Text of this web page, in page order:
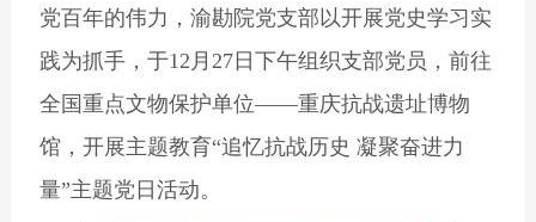
党百年的伟力，渝勘院党支部以开展党史学习实
践为抓手，于12月27日下午组织支部党员，前往
全国重点文物保护单位——重庆抗战遗址博物
馆，开展主题教育“追忆抗战历史 凝聚奋进力
量”主题党日活动。